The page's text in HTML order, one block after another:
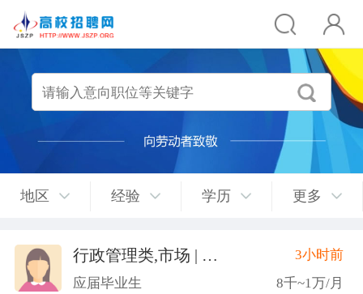
地区 经验 学历 更多
行政管理类,市场 | 媒介 | 广告 | 设计,人事/行政/后勤
3小时前
应届毕业生
8千~1万/月